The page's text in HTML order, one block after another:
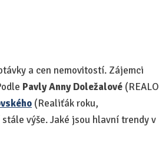
a cen nemovitostí. Zájemci
Pavly Anny Doležalové (REALO
(Realiťák roku,
výše. Jaké jsou hlavní trendy v